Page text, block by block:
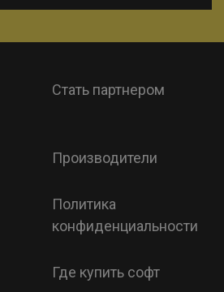
Стать партнером
Производители
Политика
конфиденциальности
Где купить софт